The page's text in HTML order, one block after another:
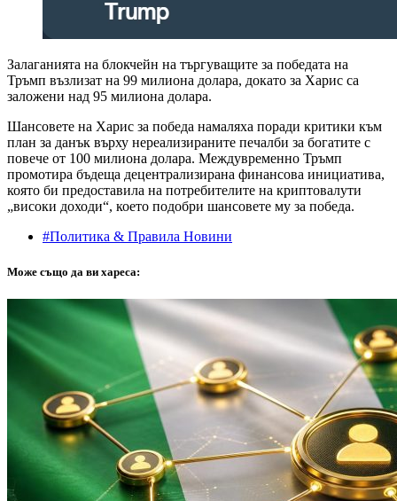
Залаганията на блокчейн на търгуващите за победата на
Тръмп възлизат на 99 милиона долара, докато за Харис са
заложени над 95 милиона долара.
Шансовете на Харис за победа намаляха поради критики към
план за данък върху нереализираните печалби за богатите с
повече от 100 милиона долара. Междувременно Тръмп
промотира бъдеща децентрализирана финансова инициатива,
която би предоставила на потребителите на криптовалути
„високи доходи“, което подобри шансовете му за победа.
#Политика & Правила Новини
Може също да ви хареса: